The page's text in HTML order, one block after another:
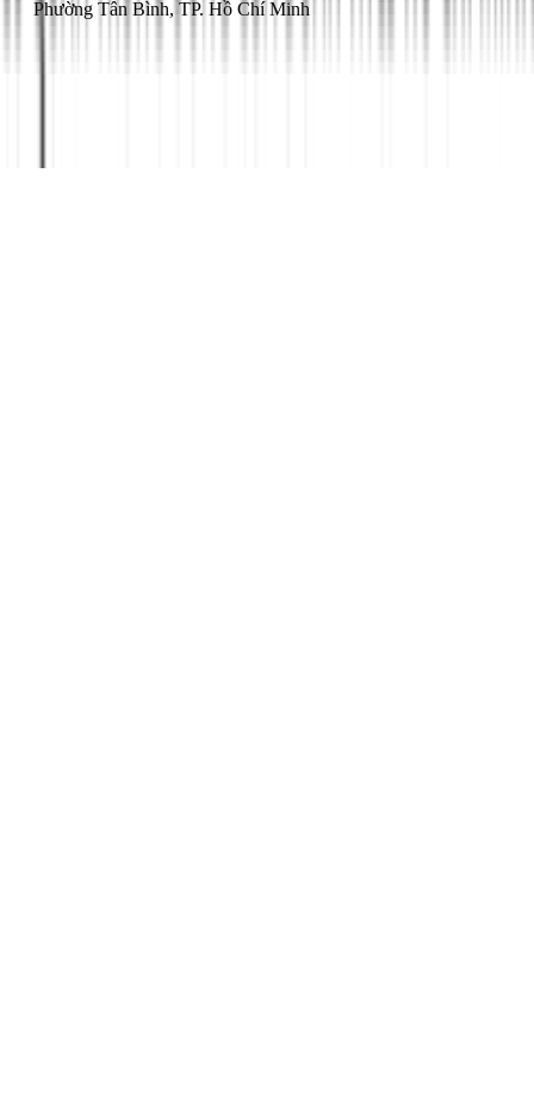
Phường Tân Bình, TP. Hồ Chí Minh